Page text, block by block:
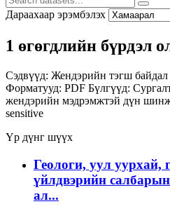
Дараахаар эрэмбэлэх
1 өгөгдлийн бүрдэл
Сэдвүүд: Жендэрийн тэгш байдал
Форматууд: PDF Бүлгүүд:
жендэрийн мэдрэмжтэй дүн
sensitive
Үр дүнг шүүх
Геологи, уул уурхай,
үйлдвэрийн
ал...